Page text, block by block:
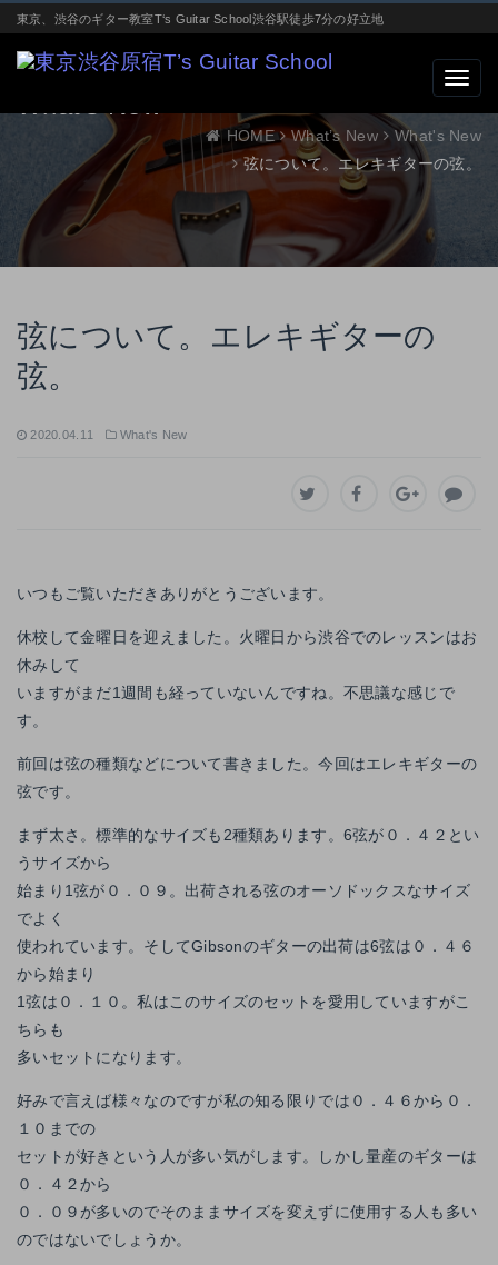
東京、渋谷のギター教室T‘s Guitar School渋谷駅徒歩7分の好立地
HOME What’s New
What's New
弦について。エレキギターの弦。
弦について。エレキギターの
弦。
2020.04.11 What's New
いつもご覧いただきありがとうございます。
休校して金曜日を迎えました。火曜日から渋谷でのレッスンはお
休みして
いますがまだ1週間も経っていないんですね。不思議な感じで
す。
前回は弦の種類などについて書きました。今回はエレキギターの
弦です。
まず太さ。標準的なサイズも2種類あります。6弦が０．４２とい
うサイズから
始まり1弦が０．０９。出荷される弦のオーソドックスなサイズ
でよく
使われています。そしてGibsonのギターの出荷は6弦は０．４６
から始まり
1弦は０．１０。私はこのサイズのセットを愛用していますがこ
ちらも
多いセットになります。
好みで言えば様々なのですが私の知る限りでは０．４６から０．
１０までの
セットが好きという人が多い気がします。しかし量産のギターは
０．４２から
０．０９が多いのでそのままサイズを変えずに使用する人も多い
のではないでしょうか。